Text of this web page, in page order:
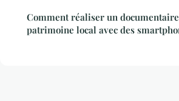
Comment réaliser un
patrimoine local avec des